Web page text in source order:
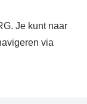
Je kunt naar
via